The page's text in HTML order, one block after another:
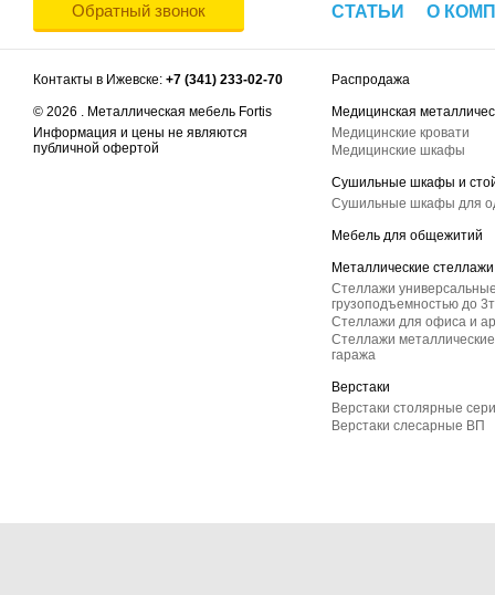
Обратный звонок СТАТЬИ О
Контакты в Ижевске: +7 (341) 233-02-70
© 2026 . Металлическая мебель Fortis
Информация и цены не являются
публичной офертой
Распродажа
Медицинская
Медицинские кровати
Медицинские шкафы
Сушильные шкафы и
Сушильные шкафы для
Мебель для общежитий
Металлические стеллажи
Стеллажи
грузоподъемностью до
Стеллажи для офиса и
Стеллажи
гаража
Верстаки
Верстаки столярные
Верстаки слесарные ВП